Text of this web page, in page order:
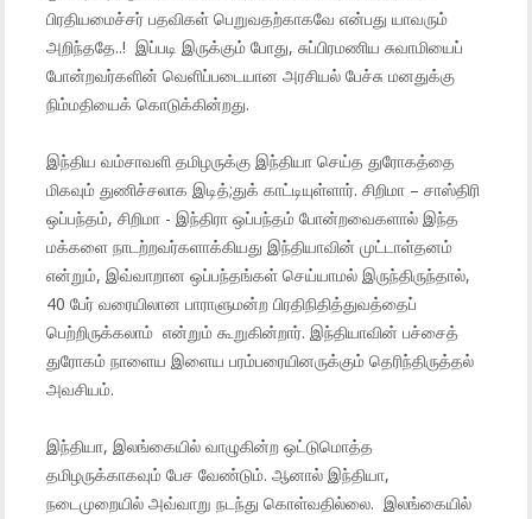
பிரதியமைச்சர் பதவிகள் பெறுவதற்காகவே என்பது யாவரும்
அறிந்ததே..! இப்படி இருக்கும் போது, சுப்பிரமணிய சுவாமியைப்
போன்றவர்களின் வெளிப்படையான அரசியல் பேச்சு மனதுக்கு
நிம்மதியைக் கொடுக்கின்றது.
இந்திய வம்சாவளி தமிழருக்கு இந்தியா செய்த துரோகத்தை
மிகவும் துணிச்சலாக இடித்;துக் காட்டியுள்ளார். சிறிமா – சாஸ்திரி
ஒப்பந்தம், சிறிமா - இந்திரா ஒப்பந்தம் போன்றவைகளால் இந்த
மக்களை நாடற்றவர்களாக்கியது இந்தியாவின் முட்டாள்தனம்
என்றும், இவ்வாறான ஒப்பந்தங்கள் செய்யாமல் இருந்திருந்தால்,
40 பேர் வரையிலான பாராளுமன்ற பிரதிநிதித்துவத்தைப்
பெற்றிருக்கலாம் என்றும் கூறுகின்றார். இந்தியாவின் பச்சைத்
துரோகம் நாளைய இளைய பரம்பரையினருக்கும் தெரிந்திருத்தல்
அவசியம்.
இந்தியா, இலங்கையில் வாழுகின்ற ஒட்டுமொத்த
தமிழருக்காகவும் பேச வேண்டும். ஆனால் இந்தியா,
நடைமுறையில் அவ்வாறு நடந்து கொள்வதில்லை. இலங்கையில்